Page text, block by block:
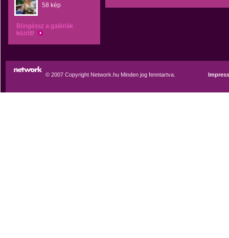
58 kép
Böngéssz a galériák
között!
© 2007 Copyright Network.hu Minden jog fenntartva.